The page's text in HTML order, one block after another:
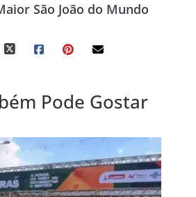
São João do Mundo
Pode Gostar